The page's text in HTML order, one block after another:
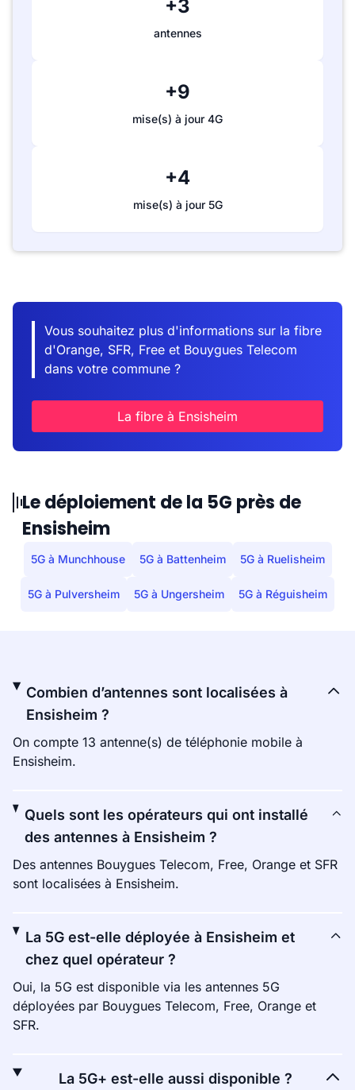
+3
antennes
+9
mise(s) à jour 4G
+4
mise(s) à jour 5G
Vous souhaitez plus d'informations sur la fibre
d'Orange, SFR, Free et Bouygues Telecom
dans votre commune ?
La fibre à Ensisheim
Le déploiement de la 5G près de
Ensisheim
5G à Munchhouse 5G à Battenheim 5G à Ruelisheim
5G à Pulversheim 5G à Ungersheim 5G à Réguisheim
Combien d’antennes sont localisées à
Ensisheim ?
On compte 13 antenne(s) de téléphonie mobile à
Ensisheim.
Quels sont les opérateurs qui ont installé
des antennes à Ensisheim ?
Des antennes Bouygues Telecom, Free, Orange et SFR
sont localisées à Ensisheim.
La 5G est-elle déployée à Ensisheim et
chez quel opérateur ?
Oui, la 5G est disponible via les antennes 5G
déployées par Bouygues Telecom, Free, Orange et
SFR.
La 5G+ est-elle aussi disponible ?